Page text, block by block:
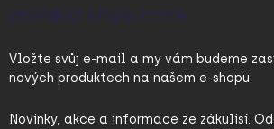
ODEBÍRAT NEWSLETTER
Vložte svůj e-mail a my vám budeme
nových produktech na našem e-shopu.
Novinky, akce a informace ze zákulisí.